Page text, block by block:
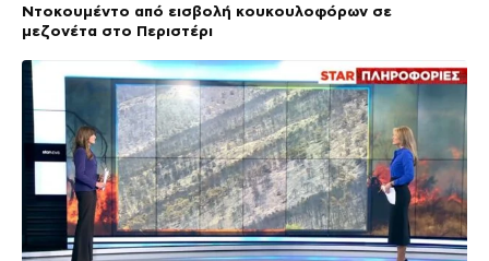
Ντοκουμέντο από εισβολή κουκουλοφόρων σε
μεζονέτα στο Περιστέρι